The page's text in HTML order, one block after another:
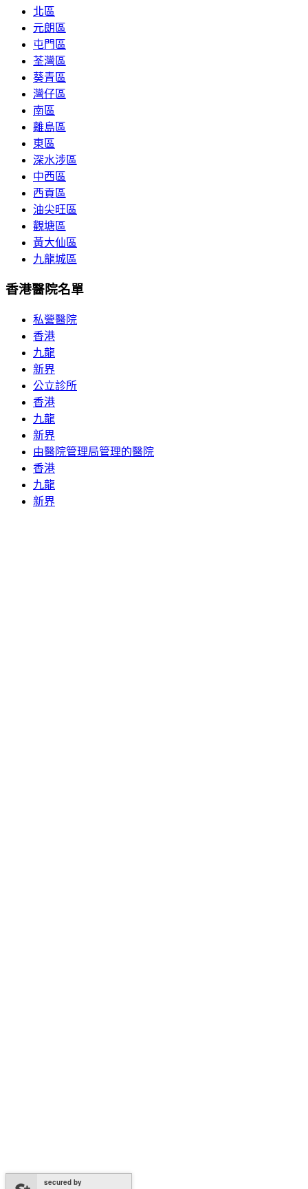
北區
元朗區
屯門區
荃灣區
葵青區
灣仔區
南區
離島區
東區
深水涉區
中西區
西貢區
油尖旺區
觀塘區
黃大仙區
九龍城區
香港醫院名單
私營醫院
香港
九龍
新界
公立診所
香港
九龍
新界
由醫院管理局管理的醫院
香港
九龍
新界
secured by